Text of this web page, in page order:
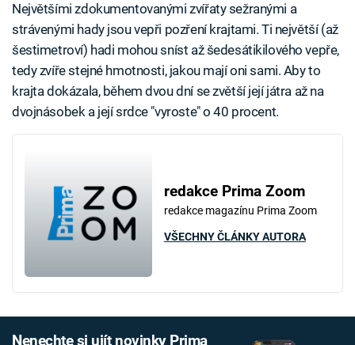
Největšími zdokumentovanými zvířaty sežranými a
strávenými hady jsou vepři pozření krajtami. Ti největší (až
šestimetroví) hadi mohou sníst až šedesátikilového vepře,
tedy zvíře stejné hmotnosti, jakou mají oni sami. Aby to
krajta dokázala, během dvou dní se zvětší její játra až na
dvojnásobek a její srdce "vyroste" o 40 procent.
redakce Prima Zoom
redakce magazínu Prima Zoom
VŠECHNY ČLÁNKY AUTORA
Nenechte si ujít novinky Prima